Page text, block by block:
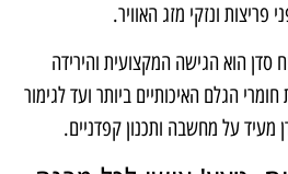
פריצות ונזקי מזג האוויר.
סדן הוא הגישה המקצועית והירידה
הגלם האיכותיים ביותר ועד לגימור
על מחשבה ותכנון קפדניים.